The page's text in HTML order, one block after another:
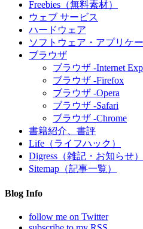
Freebies（無料素材）
ウェブ サービス
ハードウェア
ソフトウェア・アプリケ
ブラウザ
ブラウザ -Internet
ブラウザ -Firefox
ブラウザ -Opera
ブラウザ -Safari
ブラウザ -Chrome
書籍紹介、書評
Life（ライフハック）
Digress（雑記・お知らせ）
Sitemap（記事一覧）
Blog Info
follow me on Twitter